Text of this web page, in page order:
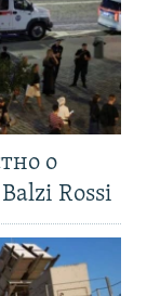
о
Rossi